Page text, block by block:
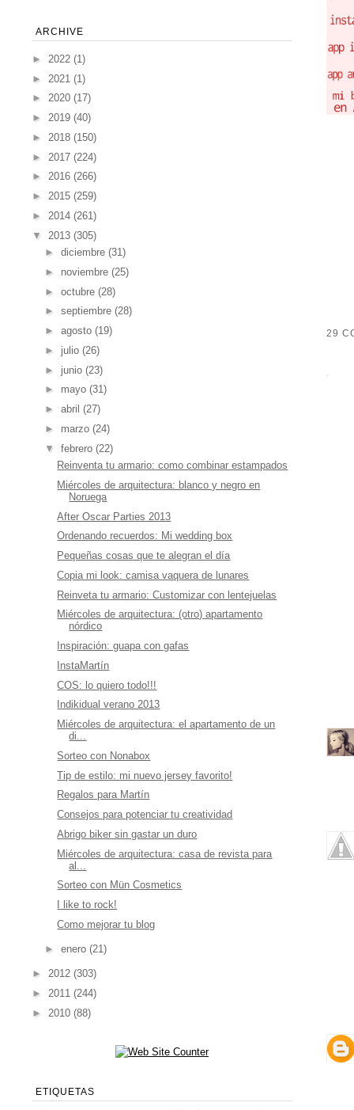
29
ARCHIVE
► 2022 (1)
► 2021 (1)
► 2020 (17)
► 2019 (40)
► 2018 (150)
► 2017 (224)
► 2016 (266)
► 2015 (259)
► 2014 (261)
▼ 2013 (305)
► diciembre (31)
► noviembre (25)
► octubre (28)
► septiembre (28)
► agosto (19)
► julio (26)
► junio (23)
► mayo (31)
► abril (27)
► marzo (24)
▼ febrero (22)
Reinventa tu armario: como combinar estampados
Miércoles de arquitectura: blanco y negro en
Noruega
After Oscar Parties 2013
Ordenando recuerdos: Mi wedding box
Pequeñas cosas que te alegran el día
Copia mi look: camisa vaquera de lunares
Reinveta tu armario: Customizar con lentejuelas
Miércoles de arquitectura: (otro) apartamento
nórdico
Inspiración: guapa con gafas
InstaMartín
COS: lo quiero todo!!!
Indikidual verano 2013
Miércoles de arquitectura: el apartamento de un
di...
Sorteo con Nonabox
Tip de estilo: mi nuevo jersey favorito!
Regalos para Martín
Consejos para potenciar tu creatividad
Abrigo biker sin gastar un duro
Miércoles de arquitectura: casa de revista para
al...
Sorteo con Mün Cosmetics
I like to rock!
Como mejorar tu blog
► enero (21)
► 2012 (303)
► 2011 (244)
► 2010 (88)
ETIQUETAS